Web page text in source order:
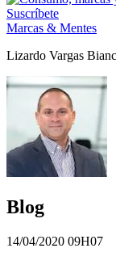
Suscríbete
Marcas & Mentes
Lizardo Vargas
Blog
14/04/2020 09H07